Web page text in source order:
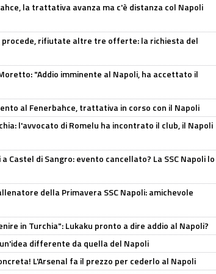
la trattativa avanza ma c'è distanza col Napoli
procede, rifiutate altre tre offerte: la richiesta del
"Addio imminente al Napoli, ha accettato il
al Fenerbahce, trattativa in corso con il Napoli
l'avvocato di Romelu ha incontrato il club, il Napoli
Castel di Sangro: evento cancellato? La SSC Napoli lo
della Primavera SSC Napoli: amichevole
in Turchia": Lukaku pronto a dire addio al Napoli?
differente da quella del Napoli
L'Arsenal fa il prezzo per cederlo al Napoli